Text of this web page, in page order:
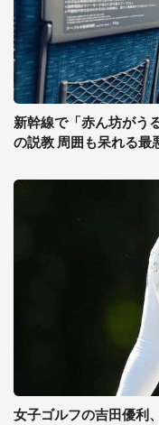
新幹線で「赤ん坊がう
の説教 周囲も呆れる最
女子ゴルフの吉田優利